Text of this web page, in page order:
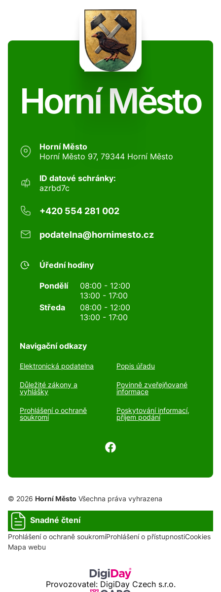
Horní Město
Horní Město
Horní Město 97, 79344 Horní Město
ID datové schránky:
azrbd7c
+420 554 281 002
podatelna@hornimesto.cz
Úřední hodiny
Pondělí
08:00 - 12:00
13:00 - 17:00
Středa
08:00 - 12:00
13:00 - 17:00
Navigační odkazy
Elektronická podatelna Popis úřadu
Důležité zákony a
vyhlášky
Povinně zveřejňované
informace
Prohlášení o ochraně
soukromí
Poskytování informací,
příjem podání
© 2026 Horní Město Všechna práva vyhrazena
Snadné čtení
Prohlášení o ochraně soukromíProhlášení o přístupnostiCookies
Mapa webu
Provozovatel: DigiDay Czech s.r.o.